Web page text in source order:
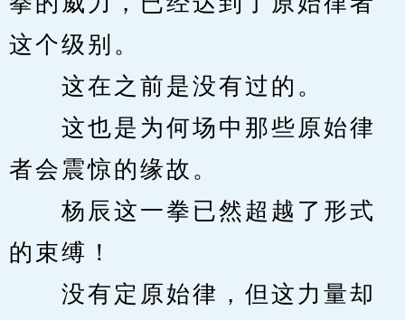
这个级别。
这在之前是没有过的。
这也是为何场中那些原始律
者会震惊的缘故。
杨辰这一拳已然超越了形式
的束缚！
没有定原始律，但这力量却